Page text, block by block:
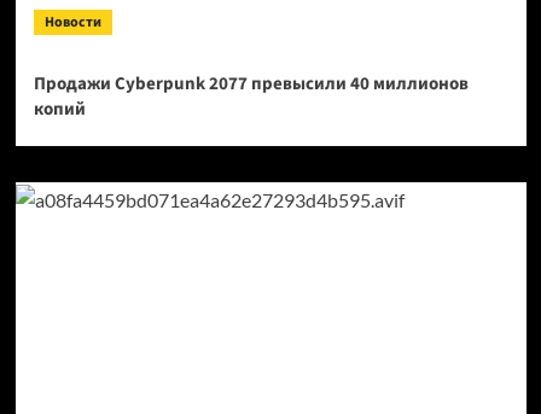
Новости
Продажи Cyberpunk 2077 превысили 40 миллионов
копий